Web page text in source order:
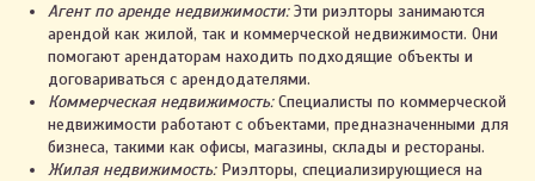
Агент по аренде недвижимости:Эти риэлторы занимаются
арендой как жилой, так и коммерческой недвижимости. Они
помогают арендаторам находить подходящие объекты и
договариваться с арендодателями.
Коммерческая недвижимость:Специалисты по коммерческой
недвижимости работают с объектами, предназначенными для
бизнеса, такими как офисы, магазины, склады и рестораны.
Жилая недвижимость:Риэлторы, специализирующиеся на